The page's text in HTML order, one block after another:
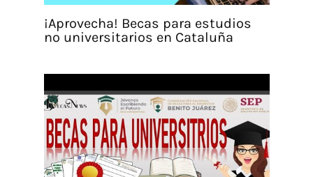
¡Aprovecha! Becas para estudios
no universitarios en Cataluña